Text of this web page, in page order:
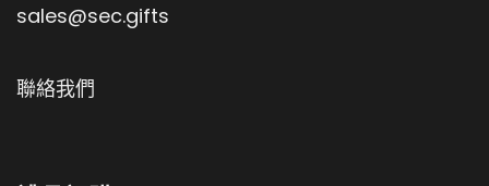
sales@sec.gifts
聯絡我們